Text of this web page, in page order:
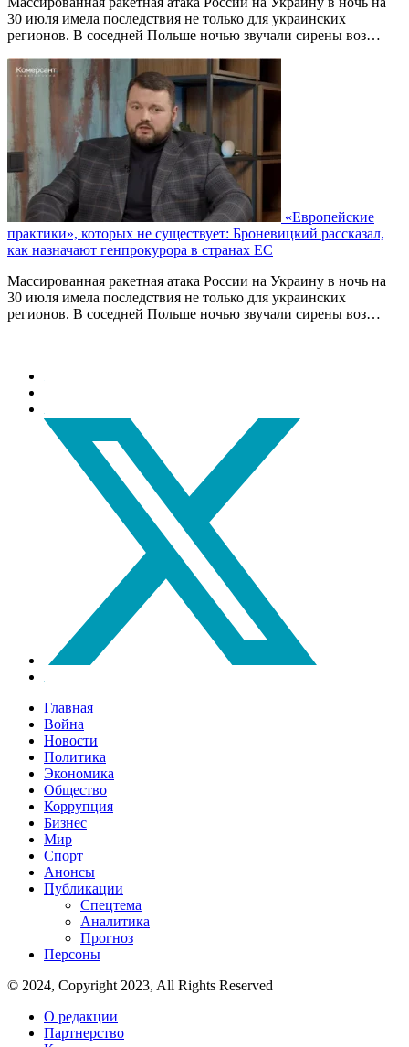
30 июля имела последствия не только для украинских
регионов. В соседней Польше ночью звучали сирены воз…
«Европейские
практики», которых не существует: Броневицкий рассказал,
как назначают генпрокурора в странах ЕС
Массированная ракетная атака России на Украину в ночь на
30 июля имела последствия не только для украинских
регионов. В соседней Польше ночью звучали сирены воз…
Главная
Война
Новости
Политика
Экономика
Общество
Коррупция
Бизнес
Мир
Спорт
Анонсы
Публикации
Спецтема
Аналитика
Прогноз
Персоны
© 2024, Copyright 2023, All Rights Reserved
О редакции
Партнерство